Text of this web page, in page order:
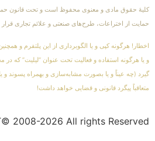
کلیهٔ حقوق مادی و معنوی محفوظ است و تحت قانون
حمایت از اختراعات، طرح‌های صنعتی و علائم تجاری قرار
اخطار! هرگونه کپی و یا الگوبرداری از این پلتفرم و
و یا هرگونه استفاده و فعالیت تحت عنوان “لیلیت” که در
گیرد (چه عیناً و یا بصورت مشابه‌سازی و بهمراه پسوند
متعاقباً پیگرد قانونی و قضایی خواهد داشت!
2008-2026 All rights Reserved